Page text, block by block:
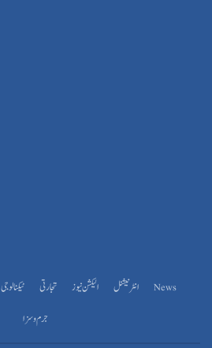
News انٹرنیشنل الیکشن نیوز تجارتی ٹیکنالوجی
جرم و سزا